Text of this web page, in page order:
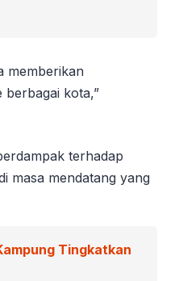
memberikan
kota,”
terhadap
masa mendatang yang
Tingkatkan